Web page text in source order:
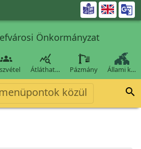

Önkormányzat
 
Átláthat… Pázmány Állami k…
közül 